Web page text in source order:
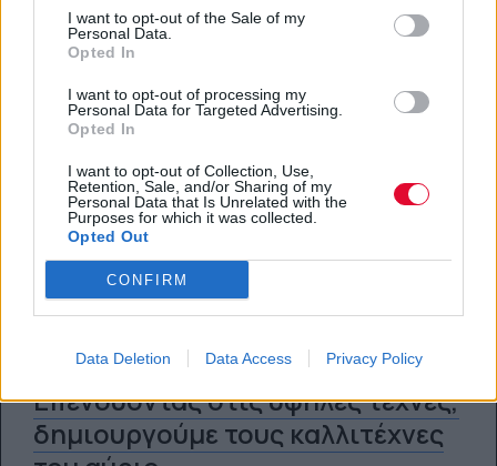
I want to opt-out of the Sale of my
Personal Data.
Opted In
I want to opt-out of processing my
Personal Data for Targeted Advertising.
Opted In
I want to opt-out of Collection, Use,
Retention, Sale, and/or Sharing of my
Personal Data that Is Unrelated with the
Purposes for which it was collected.
Opted Out
CONFIRM
Data Deletion Data Access Privacy Policy
Επενδύοντας στις υψηλές τέχνες,
δημιουργούμε τους καλλιτέχνες